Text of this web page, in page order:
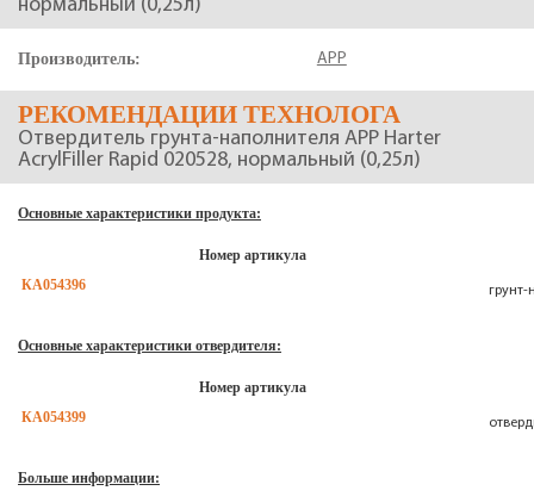
нормальный (0,25л)
Производитель: APP
РЕКОМЕНДАЦИИ ТЕХНОЛОГА
Отвердитель грунта-наполнителя APP Harter
AcrylFiller Rapid 020528, нормальный (0,25л)
Основные характеристики продукта:
Номер артикула
КА054396
грунт-
Основные характеристики отвердителя:
Номер артикула
КА054399
Больше информации: